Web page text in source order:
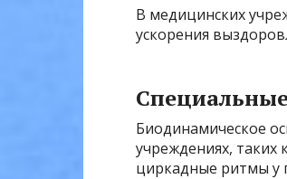
В медицинских
ускорения
Биодинамическое
учреждениях,
циркадные ритмы у